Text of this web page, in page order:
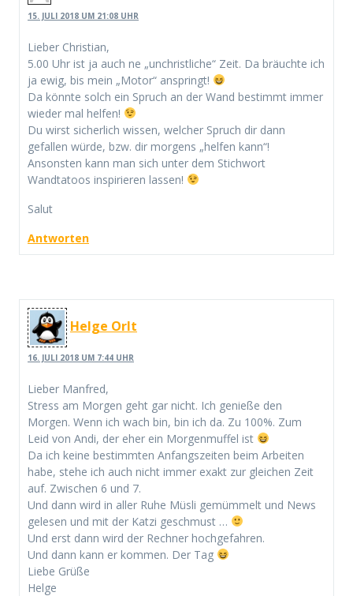
15. JULI 2018 UM 21:08 UHR
Lieber Christian,
5.00 Uhr ist ja auch ne „unchristliche“ Zeit. Da bräuchte ich
ja ewig, bis mein „Motor“ anspringt!
Da könnte solch ein Spruch an der Wand bestimmt immer
wieder mal helfen!
Du wirst sicherlich wissen, welcher Spruch dir dann
gefallen würde, bzw. dir morgens „helfen kann“!
Ansonsten kann man sich unter dem Stichwort
Wandtatoos inspirieren lassen!
Salut
Antworten
Helge Orlt
16. JULI 2018 UM 7:44 UHR
Lieber Manfred,
Stress am Morgen geht gar nicht. Ich genieße den
Morgen. Wenn ich wach bin, bin ich da. Zu 100%. Zum
Leid von Andi, der eher ein Morgenmuffel ist
Da ich keine bestimmten Anfangszeiten beim Arbeiten
habe, stehe ich auch nicht immer exakt zur gleichen Zeit
auf. Zwischen 6 und 7.
Und dann wird in aller Ruhe Müsli gemümmelt und News
gelesen und mit der Katzi geschmust …
Und erst dann wird der Rechner hochgefahren.
Und dann kann er kommen. Der Tag
Liebe Grüße
Helge